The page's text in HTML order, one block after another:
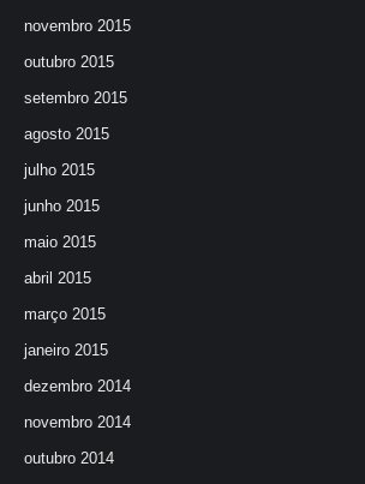
novembro 2015
outubro 2015
setembro 2015
agosto 2015
julho 2015
junho 2015
maio 2015
abril 2015
março 2015
janeiro 2015
dezembro 2014
novembro 2014
outubro 2014